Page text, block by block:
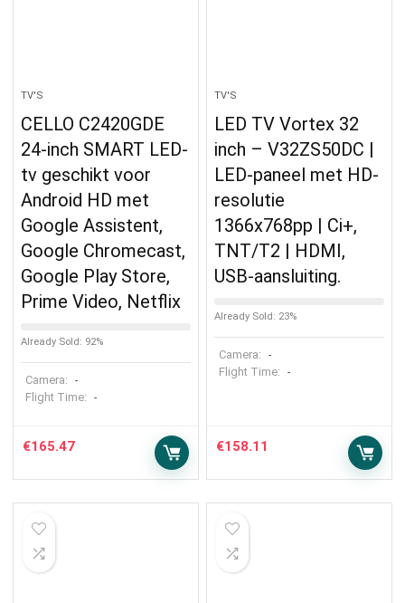
TV'S
CELLO C2420GDE
24-inch SMART LED-
tv geschikt voor
Android HD met
Google Assistent,
Google Chromecast,
Google Play Store,
Prime Video, Netflix
Already Sold: 92%
Camera: -
Flight Time: -
€165.47
TV'S
LED TV Vortex 32
inch – V32ZS50DC |
LED-paneel met HD-
resolutie
1366x768pp | Ci+,
TNT/T2 | HDMI,
USB-aansluiting.
Already Sold: 23%
Camera: -
Flight Time: -
€158.11